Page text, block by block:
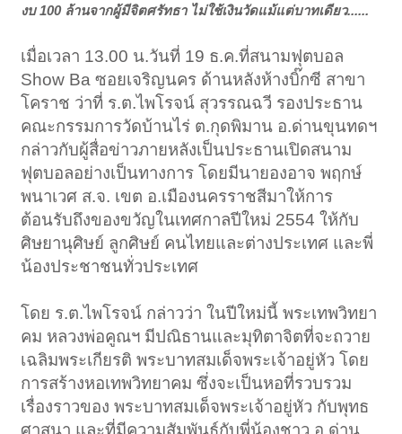
งบ 100 ล้านจากผู้มีจิตศรัทธา ไม่ใช้เงินวัดแม้แต่บาทเดียว......
เมื่อเวลา 13.00 น.วันที่ 19 ธ.ค.ที่สนามฟุตบอล
Show Ba ซอยเจริญนคร ด้านหลังห้างบิ๊กซี สาขา
โคราช ว่าที่ ร.ต.ไพโรจน์ สุวรรณฉวี รองประธาน
คณะกรรมการวัดบ้านไร่ ต.กุดพิมาน อ.ด่านขุนทดฯ
กล่าวกับผู้สื่อข่าวภายหลังเป็นประธานเปิดสนาม
ฟุตบอลอย่างเป็นทางการ โดยมีนายองอาจ พฤกษ์
พนาเวศ ส.จ. เขต อ.เมืองนครราชสีมาให้การ
ต้อนรับถึงของขวัญในเทศกาลปีใหม่ 2554 ให้กับ
ศิษยานุศิษย์ ลูกศิษย์ คนไทยและต่างประเทศ และพี่
น้องประชาชนทั่วประเทศ
โดย ร.ต.ไพโรจน์ กล่าวว่า ในปีใหม่นี้ พระเทพวิทยา
คม หลวงพ่อคูณฯ มีปณิธานและมุทิตาจิตที่จะถวาย
เฉลิมพระเกียรติ พระบาทสมเด็จพระเจ้าอยู่หัว โดย
การสร้างหอเทพวิทยาคม ซึ่งจะเป็นหอที่รวบรวม
เรื่องราวของ พระบาทสมเด็จพระเจ้าอยู่หัว กับพุทธ